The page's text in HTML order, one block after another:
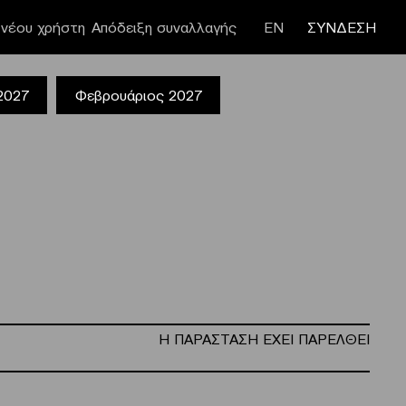
Απόδειξη συναλλαγής
χρήστη ΕΝ ΣΥΝΔΕΣΗ
Φεβρουάριος 2027
Η ΠΑΡΑΣΤΑΣΗ ΕΧΕΙ ΠΑΡΕΛΘΕΙ